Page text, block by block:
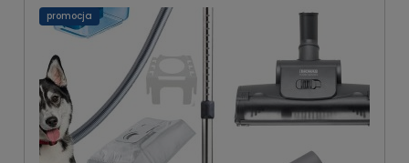
promocja